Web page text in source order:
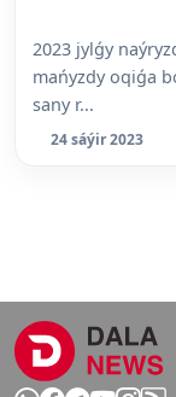
2023 jylǵy
mańyzdy oqiǵa
sany r...
24 sáýir 2023